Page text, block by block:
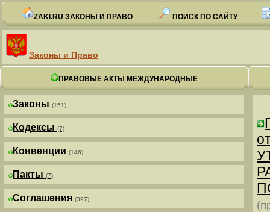
ZAKI.RU ЗАКОНЫ И ПРАВО ПОИСК ПО САЙТУ
Законы и Право
ПРАВОВЫЕ АКТЫ МЕЖДУНАРОДНЫЕ
Законы (151)
Кодексы (7)
Конвенции (146)
Пакты (7)
Соглашения (397)